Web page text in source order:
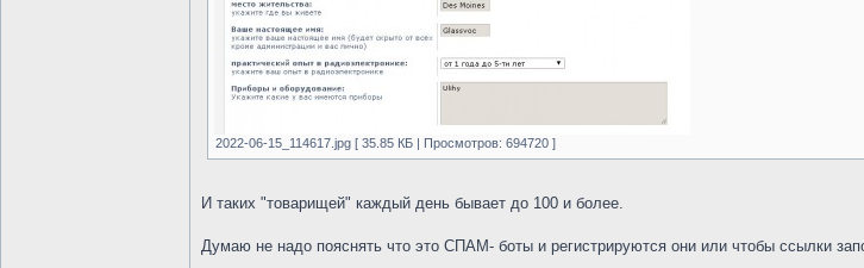
2022-06-15_114617.jpg [ 35.85 КБ | Просмотров: 694720 ]
И таких "товарищей" каждый день бывает до 100 и более.
Думаю не надо пояснять что это СПАМ- боты и регистрируются они или чтобы ссылки